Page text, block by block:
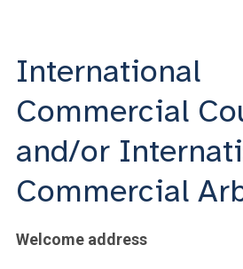
ACCEDI A CLOUDMAIL
International
Commercial
and/or
Commercial
Welcome address